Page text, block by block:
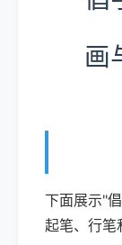
画
下面展示"
起笔、行笔